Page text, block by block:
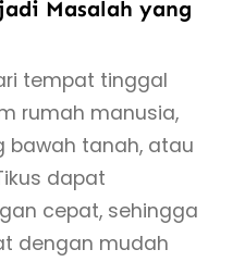
Masalah yang
tempat tinggal
rumah manusia,
bawah tanah, atau
dapat
cepat, sehingga
dengan mudah